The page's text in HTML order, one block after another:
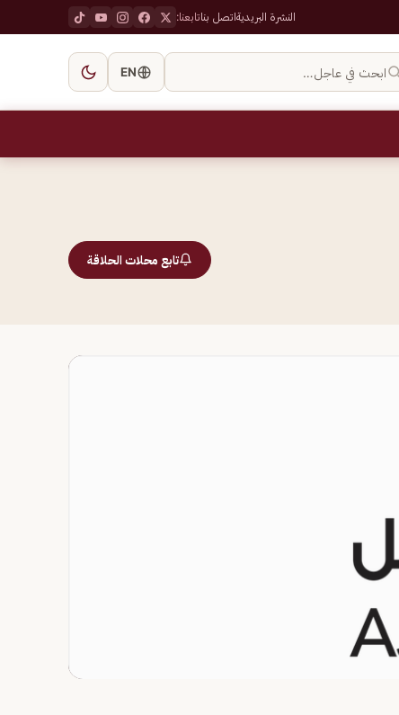
النشرة البريديةاتصل بناتابعنا:
ابحث في عاجل… EN
تابع محلات الحلاقة